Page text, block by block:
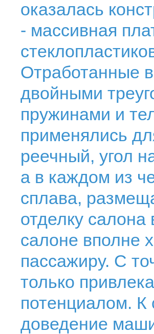
оказалась
- массивная
Отработанные
двойными
пружинами и
применялись
реечный, угол
а в каждом из
сплава,
отделку
салоне вполне
пассажиру. С
только
потенциалом.
доведение